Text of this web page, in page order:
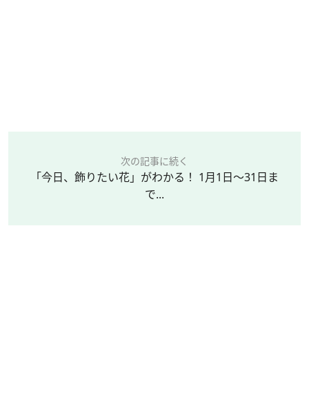
次の記事に続く
「今日、飾りたい花」がわかる！ 1月1日～31日ま
で...